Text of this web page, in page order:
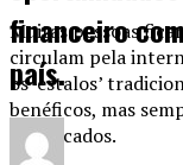
Muitas pessoas
circulam pela
os ‘estalos’
benéficos, mas
qualificados.
financeiro
país.